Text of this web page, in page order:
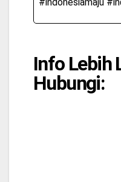
Info Lebih
Hubungi: